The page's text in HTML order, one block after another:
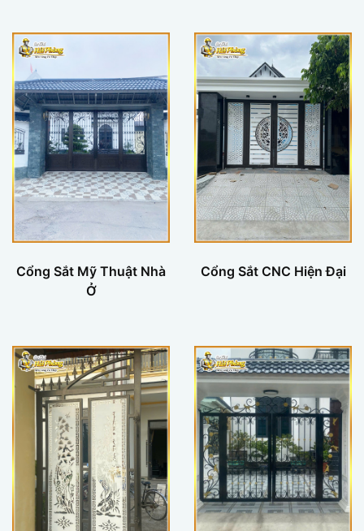
Cổng Sắt Mỹ Thuật Nhà
Ở
Cổng Sắt CNC Hiện Đại